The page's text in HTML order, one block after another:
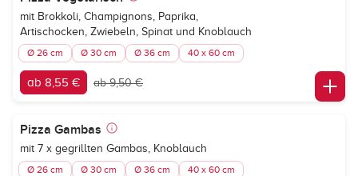
mit Brokkoli, Champignons, Paprika,
Artischocken, Zwiebeln, Spinat und Knoblauch
Ø 26 cm Ø 30 cm Ø 36 cm 40 x 60 cm
ab 8,55 € ab 9,50 €
Pizza Gambas
mit 7 x gegrillten Gambas, Knoblauch
Ø 26 cm Ø 30 cm Ø 36 cm 40 x 60 cm